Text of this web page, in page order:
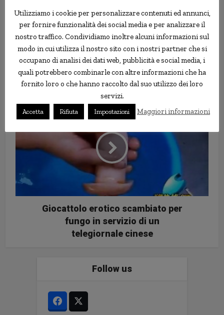
Tutti vogliono un telefono 4G…
ma solo il 25% sa che cos’è
Giocattolo erotico scambiato per
fungo in servizio di un
telegiornale cinese
Follow us
Utilizziamo i cookie per personalizzare contenuti ed annunci,
per fornire funzionalità dei social media e per analizzare il
nostro traffico. Condividiamo inoltre alcuni informazioni sul
modo in cui utilizza il nostro sito con i nostri partner che si
occupano di analisi dei dati web, pubblicità e social media, i
quali potrebbero combinarle con altre informazioni che ha
fornito loro o che hanno raccolto dal suo utilizzo dei loro
servizi.
Accetta Rifiuta Impostazioni Maggiori informazioni